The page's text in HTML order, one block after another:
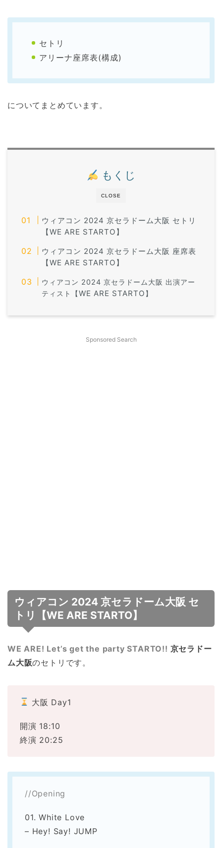
セトリ
アリーナ座席表(構成)
についてまとめています。
CLOSE
もくじ
ウィアコン 2024 京セラドーム大阪 セトリ
【WE ARE STARTO】
ウィアコン 2024 京セラドーム大阪 座席表
【WE ARE STARTO】
ウィアコン 2024 京セラドーム大阪 出演アー
ティスト【WE ARE STARTO 】
Sponsored Search
ウィアコン 2024 京セラドーム大阪 セ
トリ【WE ARE STARTO】
WE ARE! Let’s get the party STARTO!! 京セラドー
ム大阪のセトリです。
大阪 Day1
開演 18:10
終演 20:25
//Opening
01. White Love
– Hey! Say! JUMP